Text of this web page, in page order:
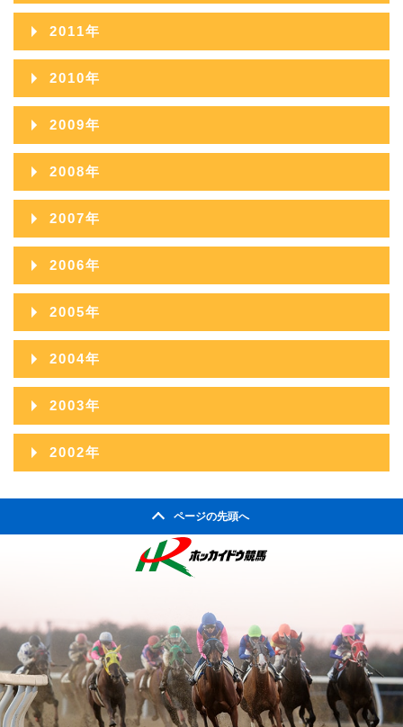
2021年01月
2020年02月
2020年01月
2019年03月
2019年02月
2019年01月
2018年05月
2018年03月
2018年02月
2018年01月
2017年06月
2017年05月
2017年03月
2017年02月
2017年01月
2016年07月
2016年06月
2016年05月
2016年03月
2016年02月
2016年01月
2015年08月
2015年07月
2015年06月
2015年05月
2015年03月
2015年02月
2015年01月
2014年10月
2014年09月
2014年08月
2014年07月
2014年06月
2014年05月
2014年03月
2014年02月
2014年01月
2013年11月
2013年10月
2013年09月
2013年08月
2013年07月
2013年06月
2013年05月
2013年03月
2013年02月
2013年01月
2012年12月
2012年11月
2012年10月
2012年09月
2012年08月
2012年07月
2012年06月
2012年05月
2012年03月
2012年02月
2012年01月
2011年
2011年12月
2011年11月
2011年10月
2011年09月
2011年08月
2011年07月
2011年06月
2011年05月
2011年03月
2011年02月
2010年
2010年12月
2010年11月
2010年10月
2010年09月
2010年08月
2010年07月
2010年06月
2010年05月
2010年03月
2009年
2009年12月
2009年11月
2009年10月
2009年09月
2009年08月
2009年07月
2009年06月
2009年05月
2009年03月
2008年
2008年12月
2008年11月
2008年10月
2008年09月
2008年08月
2008年07月
2008年06月
2008年05月
2008年01月
2007年
2007年12月
2007年11月
2007年10月
2007年09月
2007年08月
2007年07月
2007年02月
2007年01月
2006年
2006年12月
2006年11月
2006年10月
2006年09月
2006年08月
2006年03月
2006年02月
2006年01月
2005年
2005年12月
2005年11月
2005年10月
2005年09月
2005年08月
2005年07月
2005年04月
2005年03月
2004年
2004年12月
2004年11月
2004年10月
2004年06月
2004年05月
2004年04月
2003年
2003年12月
2003年07月
2003年06月
2003年05月
2002年
ページの先頭へ